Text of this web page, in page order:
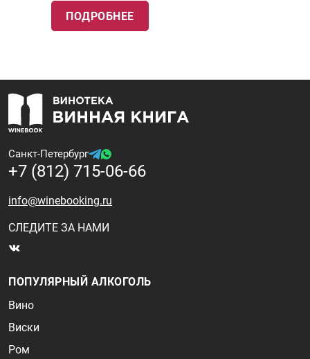
ПОДРОБНЕЕ
Санкт-Петербург
+7 (812) 715-06-66
info@winebooking.ru
СЛЕДИТЕ ЗА НАМИ
ПОПУЛЯРНЫЙ АЛКОГОЛЬ
Вино
Виски
Ром